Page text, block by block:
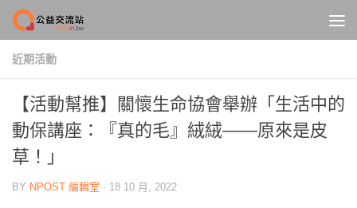
Skip to content
近期活動
【活動幫推】關懷生命協會舉辦「生活中的
動保講座：『真的毛』絨絨——原來是皮
草！」
BY NPOST 編輯室 · 18 10 月, 2022